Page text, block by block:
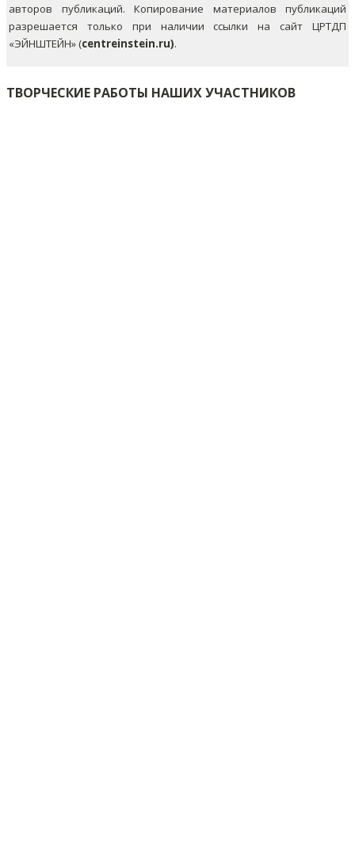
авторов публикаций. Копирование материалов публикаций
разрешается только при наличии ссылки на сайт ЦРТДП
«ЭЙНШТЕЙН» (centreinstein.ru).
ТВОРЧЕСКИЕ РАБОТЫ НАШИХ УЧАСТНИКОВ